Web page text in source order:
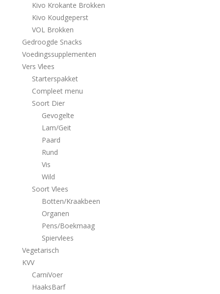
Kivo Krokante Brokken
Kivo Koudgeperst
VOL Brokken
Gedroogde Snacks
Voedingssupplementen
Vers Vlees
Starterspakket
Compleet menu
Soort Dier
Gevogelte
Lam/Geit
Paard
Rund
Vis
Wild
Soort Vlees
Botten/Kraakbeen
Organen
Pens/Boekmaag
Spiervlees
Vegetarisch
KVV
CarniVoer
HaaksBarf